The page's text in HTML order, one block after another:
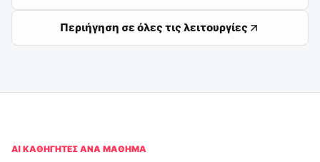
Περιήγηση σε όλες τις λειτουργίες
AI ΚΑΘΗΓΗΤΈΣ ΑΝΆ ΜΆΘΗΜΑ